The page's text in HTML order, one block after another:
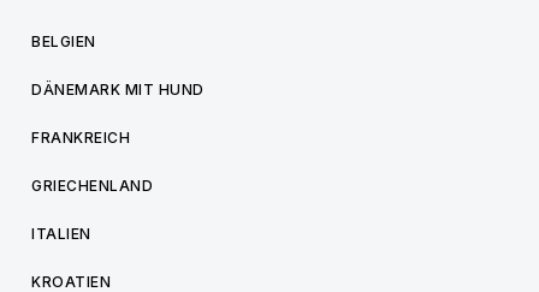
BELGIEN
DÄNEMARK MIT HUND
FRANKREICH
GRIECHENLAND
ITALIEN
KROATIEN